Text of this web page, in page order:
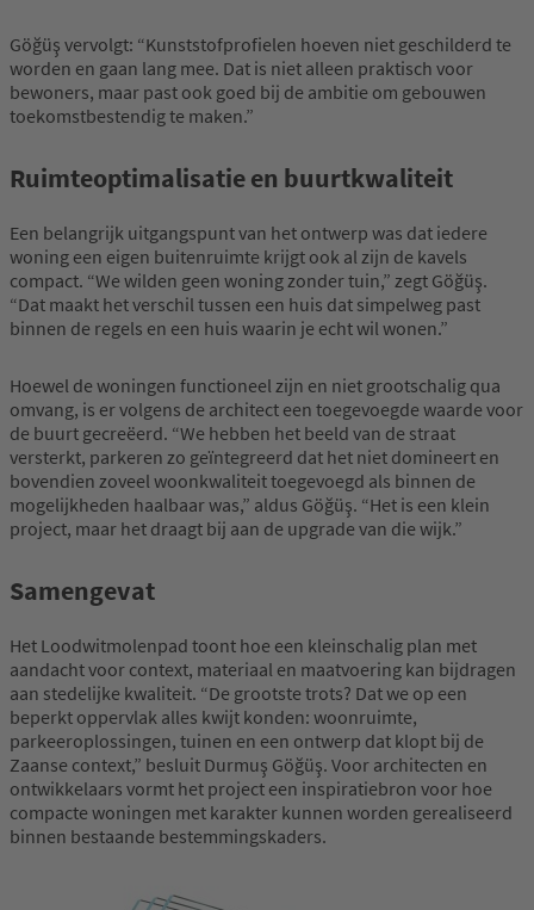
Göğüş vervolgt: “Kunststofprofielen hoeven niet geschilderd te
worden en gaan lang mee. Dat is niet alleen praktisch voor
bewoners, maar past ook goed bij de ambitie om gebouwen
toekomstbestendig te maken.”
Ruimteoptimalisatie en buurtkwaliteit
Een belangrijk uitgangspunt van het ontwerp was dat iedere
woning een eigen buitenruimte krijgt ook al zijn de kavels
compact. “We wilden geen woning zonder tuin,” zegt Göğüş.
“Dat maakt het verschil tussen een huis dat simpelweg past
binnen de regels en een huis waarin je echt wil wonen.”
Hoewel de woningen functioneel zijn en niet grootschalig qua
omvang, is er volgens de architect een toegevoegde waarde voor
de buurt gecreëerd. “We hebben het beeld van de straat
versterkt, parkeren zo geïntegreerd dat het niet domineert en
bovendien zoveel woonkwaliteit toegevoegd als binnen de
mogelijkheden haalbaar was,” aldus Göğüş. “Het is een klein
project, maar het draagt bij aan de upgrade van die wijk.”
Samengevat
Het Loodwitmolenpad toont hoe een kleinschalig plan met
aandacht voor context, materiaal en maatvoering kan bijdragen
aan stedelijke kwaliteit. “De grootste trots? Dat we op een
beperkt oppervlak alles kwijt konden: woonruimte,
parkeeroplossingen, tuinen en een ontwerp dat klopt bij de
Zaanse context,” besluit Durmuş Göğüş. Voor architecten en
ontwikkelaars vormt het project een inspiratiebron voor hoe
compacte woningen met karakter kunnen worden gerealiseerd
binnen bestaande bestemmingskaders.